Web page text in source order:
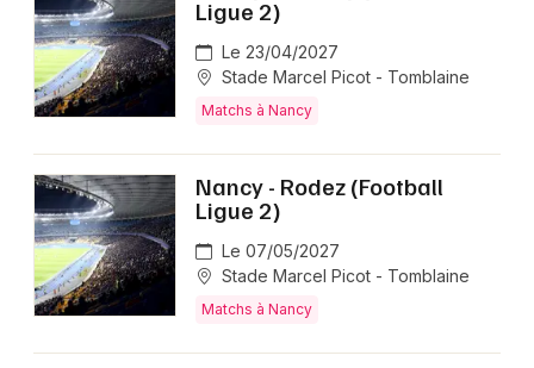
Ligue 2)
Le 23/04/2027
Stade Marcel Picot - Tomblaine
Matchs à Nancy
Nancy - Rodez (Football
Ligue 2)
Le 07/05/2027
Stade Marcel Picot - Tomblaine
Matchs à Nancy